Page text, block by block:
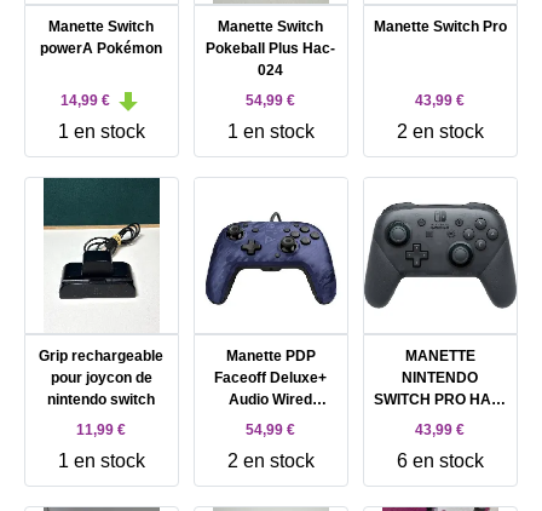
Manette Switch
powerA Pokémon
14,99 €
1 en stock
Manette Switch
Pokeball Plus Hac-
024
54,99 €
1 en stock
Manette Switch Pro
43,99 €
2 en stock
Grip rechargeable
pour joycon de
nintendo switch
11,99 €
1 en stock
Manette PDP
Faceoff Deluxe+
Audio Wired
Controller Filaire -
Nintendo Switch
54,99 €
2 en stock
MANETTE
NINTENDO
SWITCH PRO HAC-
013
43,99 €
6 en stock